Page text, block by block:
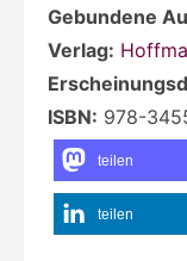
Gebundene
Verlag:
ISBN: 978-
teilen
teilen